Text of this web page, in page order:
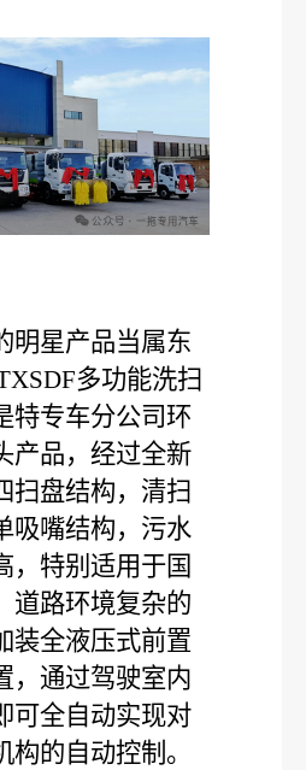
明星产品当属东
多功能洗扫
特专车分公司环
产品，经过全新
扫盘结构，清扫
吸嘴结构，污水
，特别适用于国
道路环境复杂的
装全液压式前置
，通过驾驶室内
可全自动实现对
构的自动控制。